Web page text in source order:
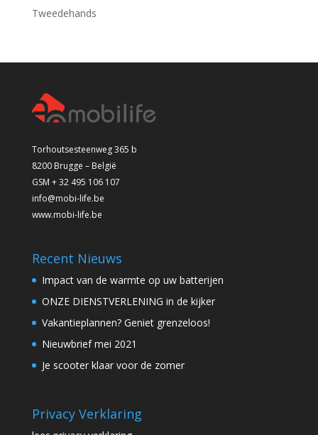
Tweedehands
Torhoutsesteenweg 365 b
8200 Brugge – België
GSM + 32 495 106 107
info@mobi-life.be
www.mobi-life.be
Recent Nieuws
Impact van de warmte op uw batterijen
ONZE DIENSTVERLENING in de kijker
Vakantieplannen? Geniet grenzeloos!
Nieuwbrief mei 2021
Je scooter klaar voor de zomer
Privacy Verklaring